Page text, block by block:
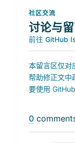
社区交流
讨论与
前往 GitHub
本留言区仅对
帮助修正文中
要使用 GitHub
0